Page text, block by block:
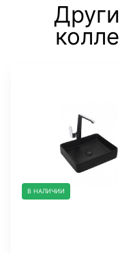
В НАЛИЧИИ